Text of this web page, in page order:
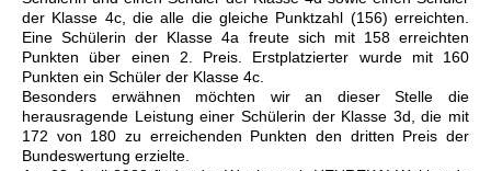
der Klasse 4c, die alle die gleiche Punktzahl (156) erreichten.
Eine Schülerin der Klasse 4a freute sich mit 158 erreichten
Punkten über einen 2. Preis. Erstplatzierter wurde mit 160
Punkten ein Schüler der Klasse 4c.
Besonders erwähnen möchten wir an dieser Stelle die
herausragende Leistung einer Schülerin der Klasse 3d, die mit
172 von 180 zu erreichenden Punkten den dritten Preis der
Bundeswertung erzielte.